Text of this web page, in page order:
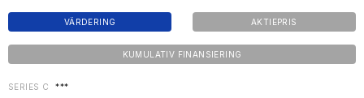
VÄRDERING AKTIEPRIS
KUMULATIV FINANSIERING
SERIES C ***